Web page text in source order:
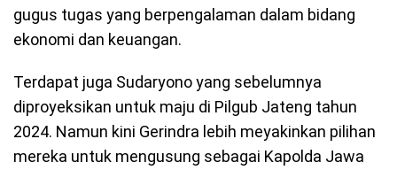
gugus tugas yang berpengalaman dalam bidang
ekonomi dan keuangan.
Terdapat juga Sudaryono yang sebelumnya
diproyeksikan untuk maju di Pilgub Jateng tahun
2024. Namun kini Gerindra lebih meyakinkan pilihan
mereka untuk mengusung sebagai Kapolda Jawa